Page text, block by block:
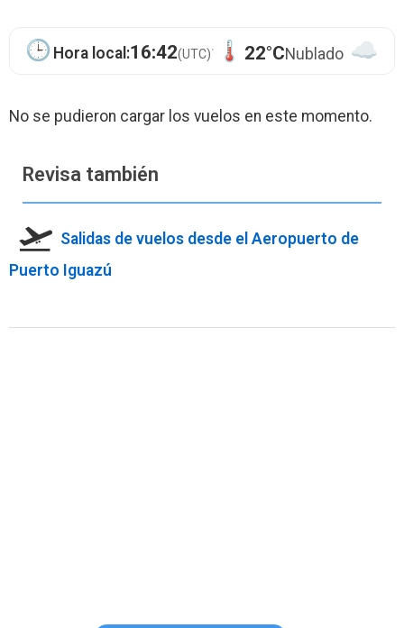
Hora local:16:42(UTC)· 22°CNublado
No se pudieron cargar los vuelos en este momento.
Revisa también
Salidas de vuelos desde el Aeropuerto de
Puerto Iguazú